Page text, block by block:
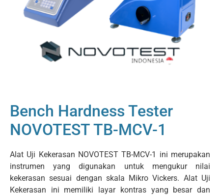
Bench Hardness Tester
NOVOTEST TB-MCV-1
Alat Uji Kekerasan NOVOTEST TB-MCV-1 ini merupakan
instrumen yang digunakan untuk mengukur nilai
kekerasan sesuai dengan skala Mikro Vickers. Alat Uji
Kekerasan ini memiliki layar kontras yang besar dan